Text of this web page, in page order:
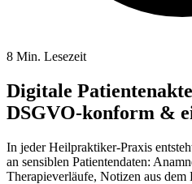
8 Min. Lesezeit
Digitale
DSGVO-konform &
In jeder Heilpraktiker-Praxis
an sensiblen Patientendaten:
Therapieverläufe, Notizen aus dem